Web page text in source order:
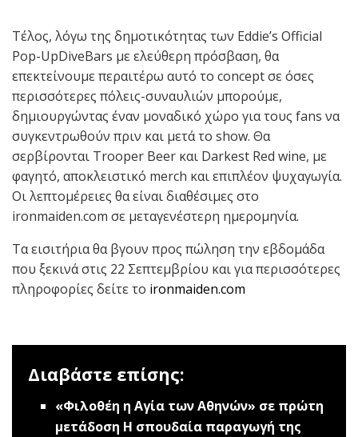
Τέλος, λόγω της δημοτικότητας των Eddie’s Official
Pop-UpDiveBars με ελεύθερη πρόσβαση, θα
επεκτείνουμε περαιτέρω αυτό το concept σε όσες
περισσότερες πόλεις-συναυλιών μπορούμε,
δημιουργώντας έναν μοναδικό χώρο για τους fans να
συγκεντρωθούν πριν και μετά το show. Θα
σερβίρονται Trooper Beer και Darkest Red wine, με
φαγητό, αποκλειστικό merch και επιπλέον ψυχαγωγία.
Οι λεπτομέρειες θα είναι διαθέσιμες στο
ironmaiden.com σε μεταγενέστερη ημερομηνία.
Τα εισιτήρια θα βγουν προς πώληση την εβδομάδα
που ξεκινά στις 22 Σεπτεμβρίου και για περισσότερες
πληροφορίες δείτε το ironmaiden.com
Διαβάστε επίσης:
«Φιλοθέη η Αγία των Αθηνών» σε πρώτη
μετάδοση Η σπουδαία παραγωγή της